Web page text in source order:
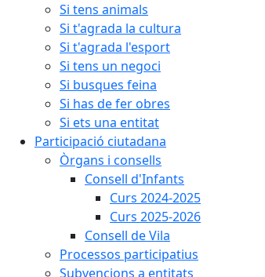
Si tens animals
Si t'agrada la cultura
Si t'agrada l'esport
Si tens un negoci
Si busques feina
Si has de fer obres
Si ets una entitat
Participació ciutadana
Òrgans i consells
Consell d'Infants
Curs 2024-2025
Curs 2025-2026
Consell de Vila
Processos participatius
Subvencions a entitats